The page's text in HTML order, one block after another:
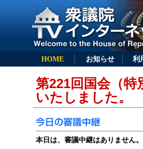
HOME お知らせ 利
第221回国会（特
いたしました。
本日は、審議中継はありません。